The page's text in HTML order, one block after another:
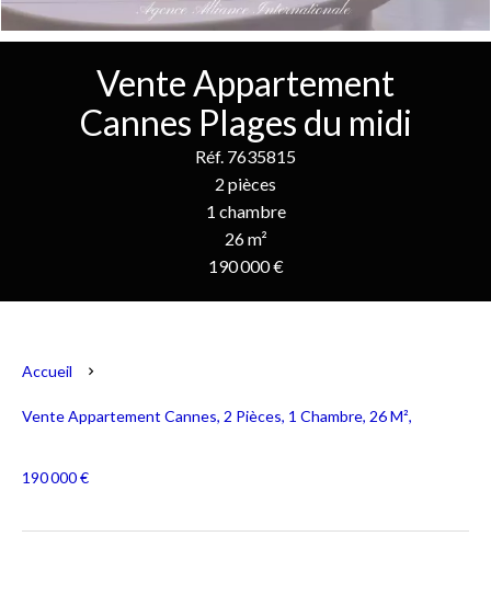
Vente Appartement
Cannes Plages du midi
Réf. 7635815
2 pièces
1 chambre
26 m²
190 000 €
Accueil
Vente Appartement Cannes, 2 Pièces, 1 Chambre, 26 M²,
190 000 €